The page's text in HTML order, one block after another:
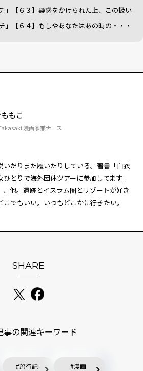
」【６３】疑惑をかけられた上、この扱い
」【６４】もしやあなたはあの時の・・・
もこ
漫画家兼ナース
いだりまた履いたりしている。著書「白衣
とりで海外団体ツアーに参加してます」
、他。遺跡とイスラム圏とリゾートが好き
でもいい。いつもどこかに行きたい。
SHARE
事の関連キーワード
旅行記 漫画